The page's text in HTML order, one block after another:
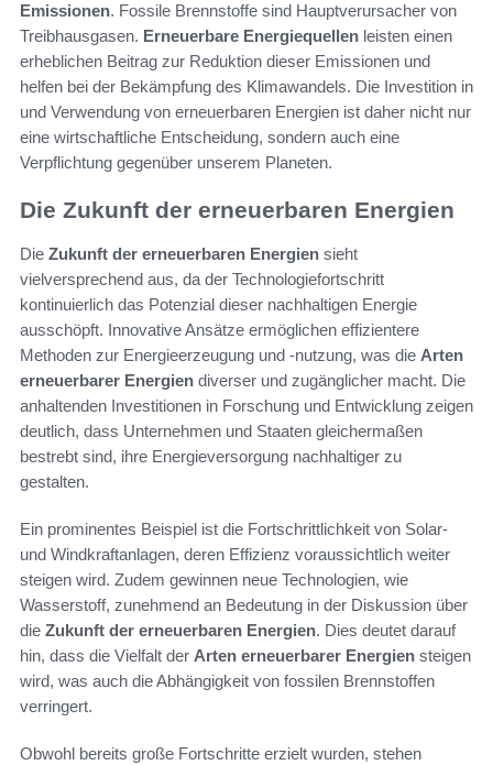
Emissionen. Fossile Brennstoffe sind Hauptverursacher von
Treibhausgasen. Erneuerbare Energiequellen leisten einen
erheblichen Beitrag zur Reduktion dieser Emissionen und
helfen bei der Bekämpfung des Klimawandels. Die Investition in
und Verwendung von erneuerbaren Energien ist daher nicht nur
eine wirtschaftliche Entscheidung, sondern auch eine
Verpflichtung gegenüber unserem Planeten.
Die Zukunft der erneuerbaren Energien
Die Zukunft der erneuerbaren Energien sieht
vielversprechend aus, da der Technologiefortschritt
kontinuierlich das Potenzial dieser nachhaltigen Energie
ausschöpft. Innovative Ansätze ermöglichen effizientere
Methoden zur Energieerzeugung und -nutzung, was die Arten
erneuerbarer Energien diverser und zugänglicher macht. Die
anhaltenden Investitionen in Forschung und Entwicklung zeigen
deutlich, dass Unternehmen und Staaten gleichermaßen
bestrebt sind, ihre Energieversorgung nachhaltiger zu
gestalten.
Ein prominentes Beispiel ist die Fortschrittlichkeit von Solar-
und Windkraftanlagen, deren Effizienz voraussichtlich weiter
steigen wird. Zudem gewinnen neue Technologien, wie
Wasserstoff, zunehmend an Bedeutung in der Diskussion über
die Zukunft der erneuerbaren Energien. Dies deutet darauf
hin, dass die Vielfalt der Arten erneuerbarer Energien steigen
wird, was auch die Abhängigkeit von fossilen Brennstoffen
verringert.
Obwohl bereits große Fortschritte erzielt wurden, stehen